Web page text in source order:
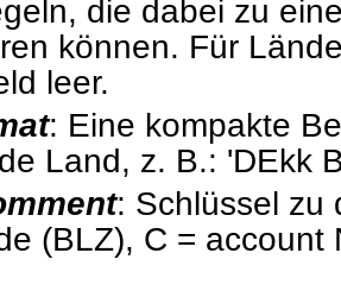
die dabei zu
können. Für
leer.
: Eine kompakte
Land, z. B.: 'DEkk
: Schlüssel zu
(BLZ), C = account